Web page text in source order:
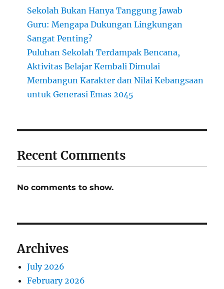
Sekolah Bukan Hanya Tanggung Jawab
Guru: Mengapa Dukungan Lingkungan
Sangat Penting?
Puluhan Sekolah Terdampak Bencana,
Aktivitas Belajar Kembali Dimulai
Membangun Karakter dan Nilai Kebangsaan
untuk Generasi Emas 2045
Recent Comments
No comments to show.
Archives
July 2026
February 2026